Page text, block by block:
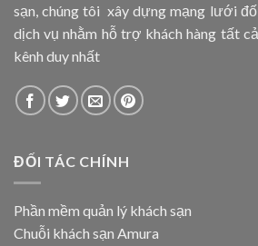
sạn, chúng tôi xây dựng mạng lưới
dịch vụ nhằm hỗ trợ khách hàng tất
kênh duy nhất
ĐỐI TÁC CHÍNH
Phần mềm quản lý khách sạn
Chuỗi khách sạn Amura